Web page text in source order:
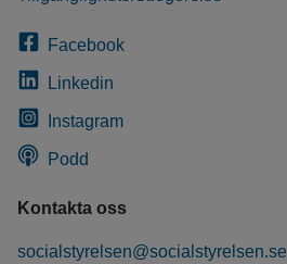
Facebook
Linkedin
Instagram
Podd
Kontakta oss
socialstyrelsen@socialstyrelsen.se